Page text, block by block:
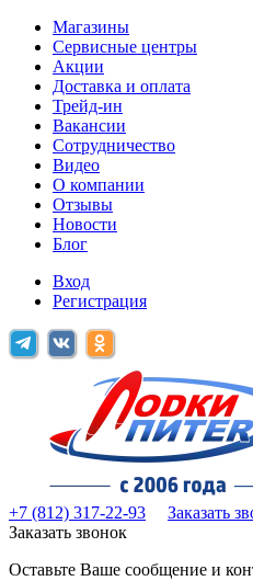
Магазины
Сервисные центры
Акции
Доставка и оплата
Трейд-ин
Вакансии
Сотрудничество
Видео
О компании
Отзывы
Новости
Блог
Вход
Регистрация
+7 (812) 317-22-93
Заказать
Заказать звонок
Оставьте Ваше сообщение и